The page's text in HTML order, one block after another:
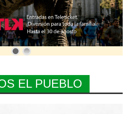
EL PUEBLO